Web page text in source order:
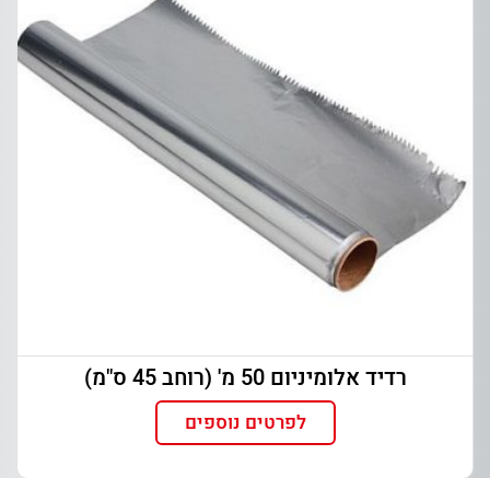
רדיד אלומיניום 50 מ' (רוחב 45 ס"מ)
לפרטים נוספים